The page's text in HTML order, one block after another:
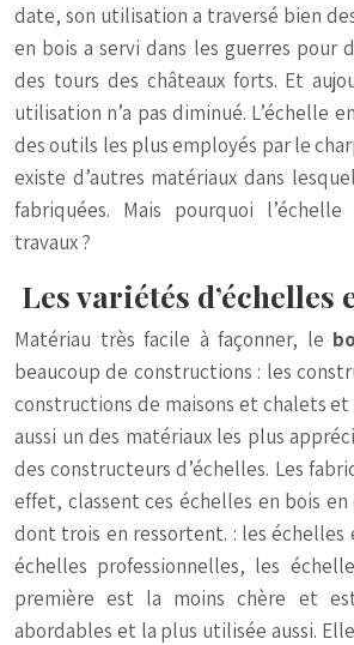
date, son utilisation a traversé bien
en bois a servi dans les guerres pour
des tours des châteaux forts. Et
utilisation n’a pas diminué. L’échelle
des outils les plus employés par le
existe d’autres matériaux dans
fabriquées. Mais pourquoi
travaux ?
Les variétés d’échelles
Matériau très facile à façonner, le
beaucoup de constructions : les
constructions de maisons et chalets et
aussi un des matériaux les plus
des constructeurs d’échelles. Les
effet, classent ces échelles en bois en
dont trois en ressortent. : les échelles
échelles professionnelles, les
première est la moins chère et
abordables et la plus utilisée aussi.